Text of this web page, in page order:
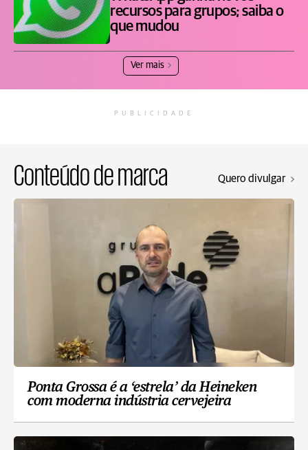
recursos para grupos; saiba o
que mudou
Ver mais
PUBLICIDADE
Conteúdo de marca Quero divulgar
Ponta Grossa é a ‘estrela’ da Heineken
com moderna indústria cervejeira